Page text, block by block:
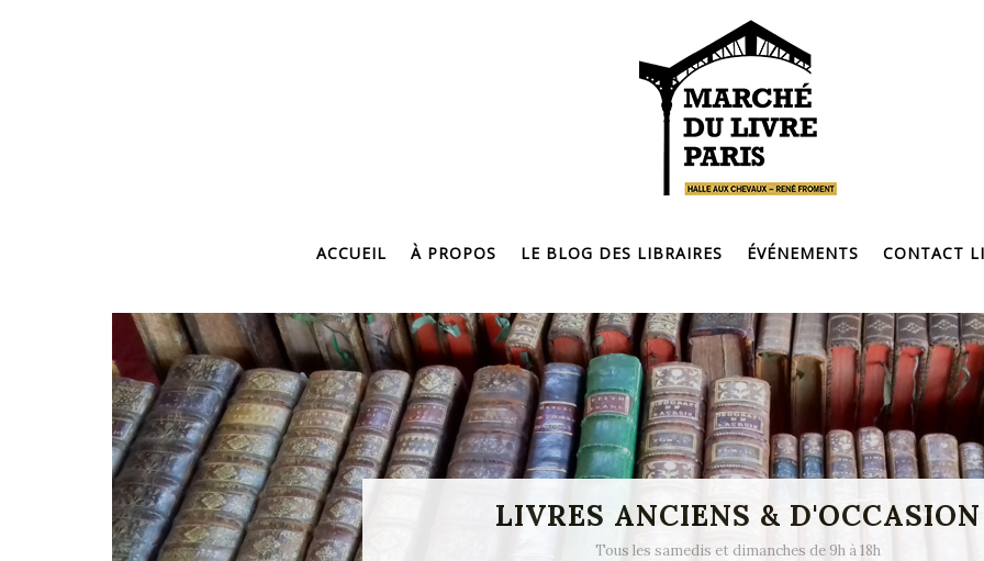
ACCUEIL À PROPOS LE BLOG DES LIBRAIRES ÉVÉNEMENTS CONTACT
LIVRES ANCIENS & D'OCCASION
Tous les samedis et dimanches de 9h à 18h